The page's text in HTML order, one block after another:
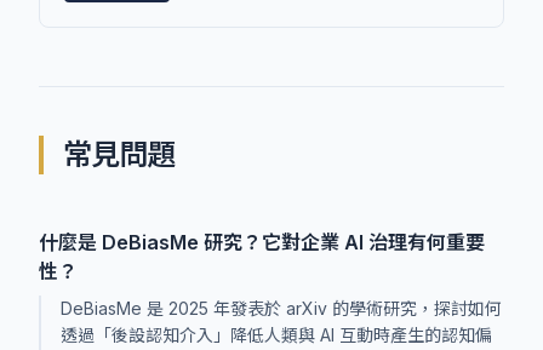
常見問題
什麼是 DeBiasMe 研究？它對企業 AI 治理有何重要
性？
DeBiasMe 是 2025 年發表於 arXiv 的學術研究，探討如何
透過「後設認知介入」降低人類與 AI 互動時產生的認知偏